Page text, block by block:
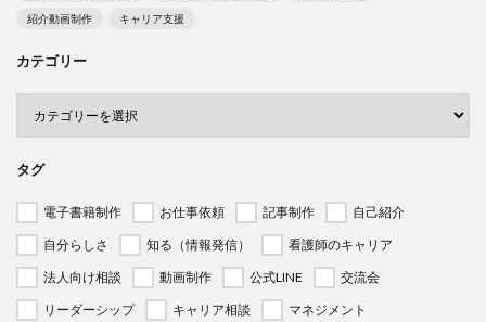
紹介動画制作 キャリア支援
カテゴリー
タグ
電子書籍制作 お仕事依頼 記事制作
自己紹介
自分らしさ
知る（情報発信）
看護師のキャリア
法人向け相談
動画制作 公式LINE
交流会
リーダーシップ
キャリア相談
マネジメント